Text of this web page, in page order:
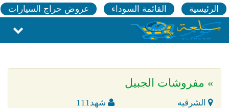
الرئيسية القائمة السوداء عروض حراج السيارات
» مفروشات الجبيل
الشرقيه
شهد111